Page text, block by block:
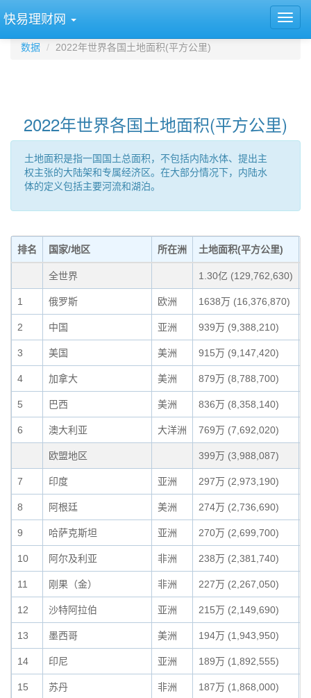
快易理财网
数据 2022年世界各国土地面积(平方公里)
2022年世界各国土地面积(平方公里)
土地面积是指一国国土总面积，不包括内陆水体、提出主
权主张的大陆架和专属经济区。在大部分情况下，内陆水
体的定义包括主要河流和湖泊。
排名 国家/地区 所在洲 土地面积(平方公里)
全世界 1.30亿 (129,762,630)
1 俄罗斯 欧洲 1638万 (16,376,870)
2 中国 亚洲 939万 (9,388,210)
3 美国 美洲 915万 (9,147,420)
4 加拿大 美洲 879万 (8,788,700)
5 巴西 美洲 836万 (8,358,140)
6 澳大利亚 大洋洲 769万 (7,692,020)
欧盟地区 399万 (3,988,087)
7 印度 亚洲 297万 (2,973,190)
8 阿根廷 美洲 274万 (2,736,690)
9 哈萨克斯坦 亚洲 270万 (2,699,700)
10 阿尔及利亚 非洲 238万 (2,381,740)
11 刚果（金） 非洲 227万 (2,267,050)
12 沙特阿拉伯 亚洲 215万 (2,149,690)
13 墨西哥 美洲 194万 (1,943,950)
14 印尼 亚洲 189万 (1,892,555)
15 苏丹 非洲 187万 (1,868,000)